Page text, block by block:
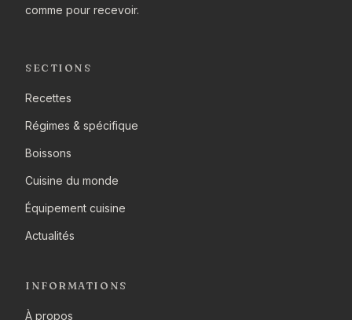
comme pour recevoir.
SECTIONS
Recettes
Régimes & spécifique
Boissons
Cuisine du monde
Équipement cuisine
Actualités
INFORMATIONS
À propos